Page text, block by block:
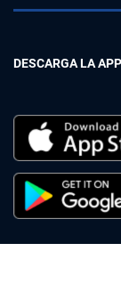
DESCARGA LA APP